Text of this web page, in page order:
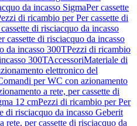
da incasso SigmaPer cassette
di ricambio per Per cassette di
di risciacquo da incasso
cassette di risciacquo da incasso
da incasso 300TPezzi di ricambio
300TAccessoriMateriale di
elettronico del
per WC con azionamento
a rete, per cassette di
12 cmPezzi di ricambio per Per
di risciacquo da incasso Geberit
rete, per cassette di risciacquo da